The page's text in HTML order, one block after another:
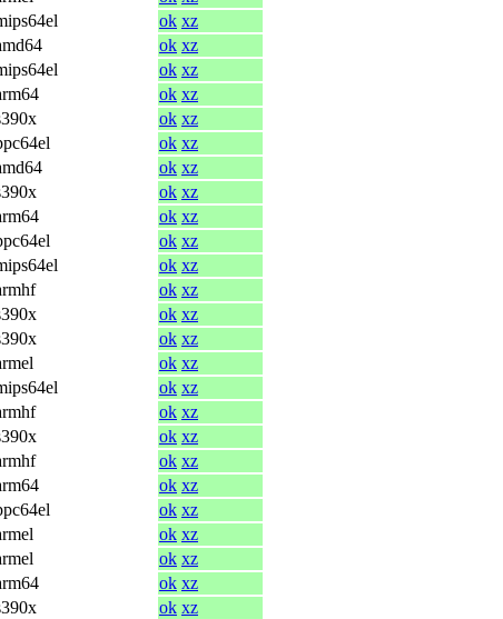
ok xz
ok xz
ok xz
ok xz
ok xz
ok xz
ok xz
ok xz
ok xz
ok xz
ok xz
ok xz
ok xz
ok xz
ok xz
ok xz
ok xz
ok xz
ok xz
ok xz
ok xz
ok xz
ok xz
ok xz
ok xz